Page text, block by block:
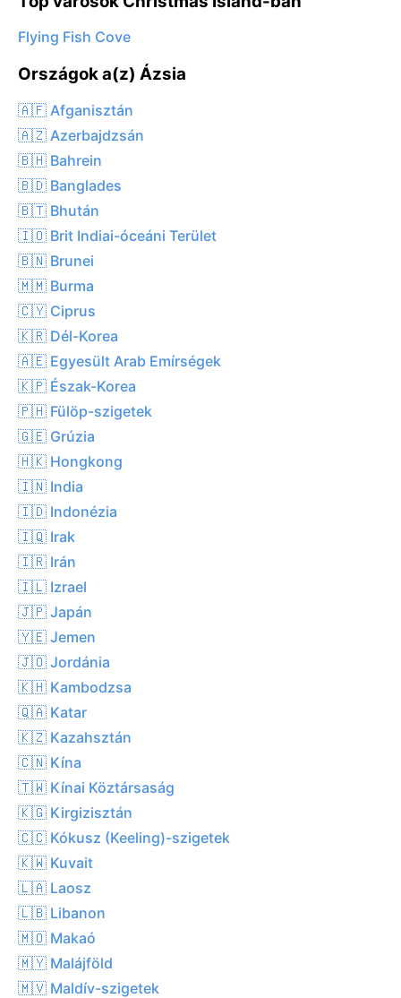
Flying Fish Cove
Országok a(z) Ázsia
🇦🇫 Afganisztán
🇦🇿 Azerbajdzsán
🇧🇭 Bahrein
🇧🇩 Banglades
🇧🇹 Bhután
🇮🇴 Brit Indiai-óceáni Terület
🇧🇳 Brunei
🇲🇲 Burma
🇨🇾 Ciprus
🇰🇷 Dél-Korea
🇦🇪 Egyesült Arab Emírségek
🇰🇵 Észak-Korea
🇵🇭 Fülöp-szigetek
🇬🇪 Grúzia
🇭🇰 Hongkong
🇮🇳 India
🇮🇩 Indonézia
🇮🇶 Irak
🇮🇷 Irán
🇮🇱 Izrael
🇯🇵 Japán
🇾🇪 Jemen
🇯🇴 Jordánia
🇰🇭 Kambodzsa
🇶🇦 Katar
🇰🇿 Kazahsztán
🇨🇳 Kína
🇹🇼 Kínai Köztársaság
🇰🇬 Kirgizisztán
🇨🇨 Kókusz (Keeling)-szigetek
🇰🇼 Kuvait
🇱🇦 Laosz
🇱🇧 Libanon
🇲🇴 Makaó
🇲🇾 Malájföld
🇲🇻 Maldív-szigetek